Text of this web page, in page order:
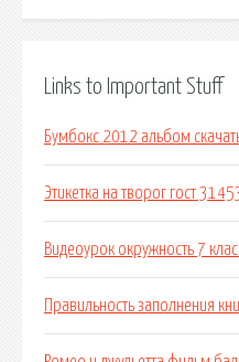
Links to Important Stuff
Бумбокс 2012 альбом
Этикетка на творог гост
Видеоурок окружность 7
Правильность заполнения